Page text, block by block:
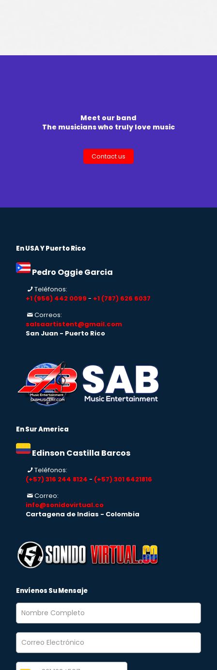
Meet our band
The musicians who truly love music
Contact us
En USA Y Puerto Rico
Pedro Oggie Garcia
Teléfonos:
+1 (956) 442 0099 - +1 (787) 626 6037
Correos:
salsaartistent@gmail.com
San Juan - Puerto Rico
En Sur America
Edinson Castilla Barcos
Teléfonos:
(+57) 316 244 8124 - (+57) 301 6421816
Correo:
info@sonidovirtual.co
Cartagena de Indias - Colombia
Envíenos Su Mensaje